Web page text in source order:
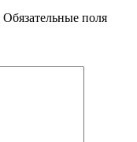
Обязательные поля